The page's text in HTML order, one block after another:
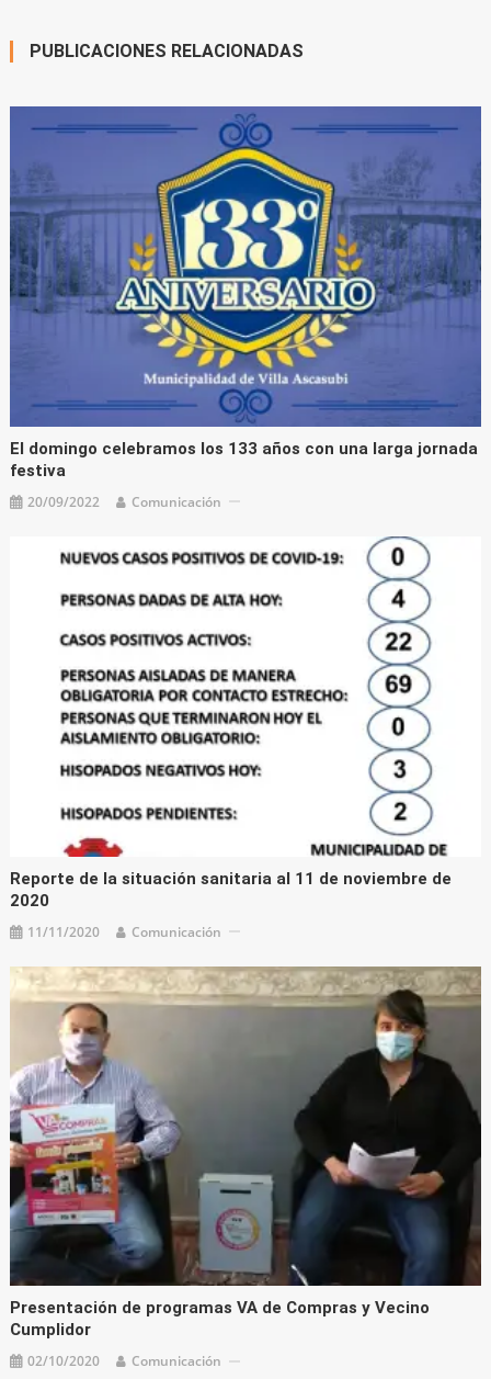
PUBLICACIONES RELACIONADAS
El domingo celebramos los 133 años con una larga jornada
festiva
20/09/2022 Comunicación
Reporte de la situación sanitaria al 11 de noviembre de
2020
11/11/2020 Comunicación
Presentación de programas VA de Compras y Vecino
Cumplidor
02/10/2020 Comunicación